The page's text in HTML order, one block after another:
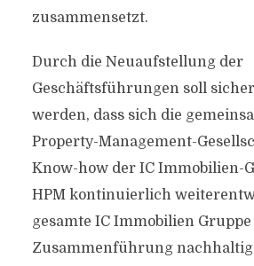
zusammensetzt.
Durch die Neuaufstellung der
Geschäftsführungen soll
werden, dass sich die
Property-Management-
Know-how der IC Immobilien-
HPM kontinuierlich
gesamte IC Immobilien
Zusammenführung